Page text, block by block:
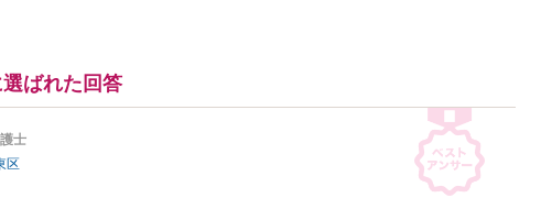
ばれた回答
士
区